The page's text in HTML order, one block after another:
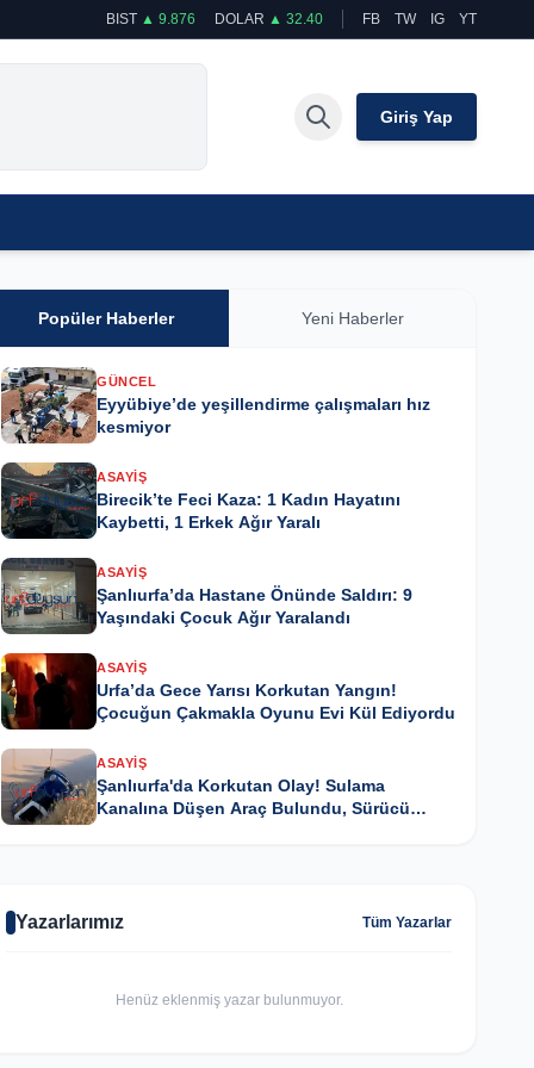
BIST ▲ 9.876 DOLAR ▲ 32.40 FB TW IG YT
Giriş Yap
Popüler Haberler Yeni Haberler
GÜNCEL
Eyyübiye’de yeşillendirme çalışmaları hız
kesmiyor
ASAYIŞ
Birecik’te Feci Kaza: 1 Kadın Hayatını
Kaybetti, 1 Erkek Ağır Yaralı
ASAYIŞ
Şanlıurfa’da Hastane Önünde Saldırı: 9
Yaşındaki Çocuk Ağır Yaralandı
ASAYIŞ
Urfa’da Gece Yarısı Korkutan Yangın!
Çocuğun Çakmakla Oyunu Evi Kül Ediyordu
ASAYIŞ
Şanlıurfa'da Korkutan Olay! Sulama
Kanalına Düşen Araç Bulundu, Sürücü
Yazarlarımız Tüm Yazarlar
Henüz eklenmiş yazar bulunmuyor.